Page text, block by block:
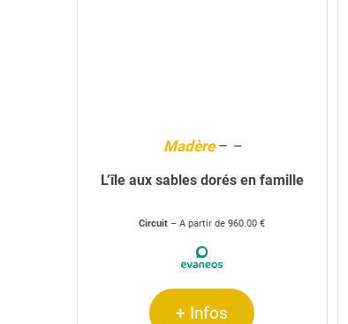
Madère– –
L’île aux sables dorés en famille
Circuit – A partir de 960.00 €
+ Infos